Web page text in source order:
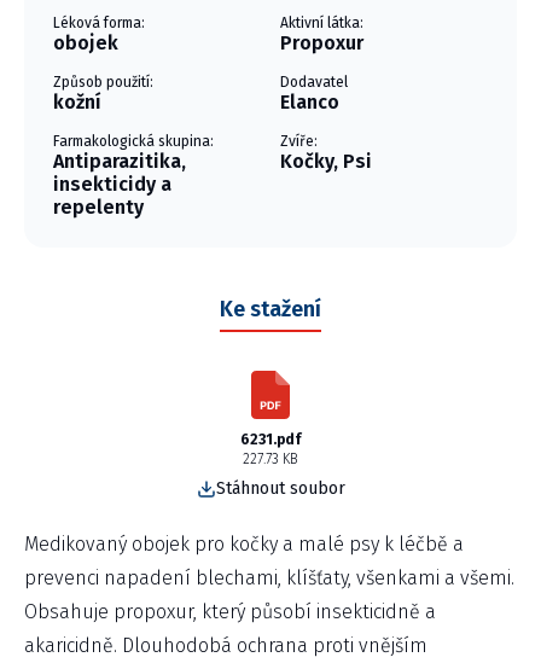
Léková forma:
obojek
Aktivní látka:
Propoxur
Způsob použití:
kožní
Dodavatel
Elanco
Farmakologická skupina:
Antiparazitika,
insekticidy a
repelenty
Zvíře:
Kočky, Psi
Ke stažení
6231.pdf
227.73 KB
Stáhnout soubor
Medikovaný obojek pro kočky a malé psy k léčbě a
prevenci napadení blechami, klíšťaty, všenkami a všemi.
Obsahuje propoxur, který působí insekticidně a
akaricidně. Dlouhodobá ochrana proti vnějším